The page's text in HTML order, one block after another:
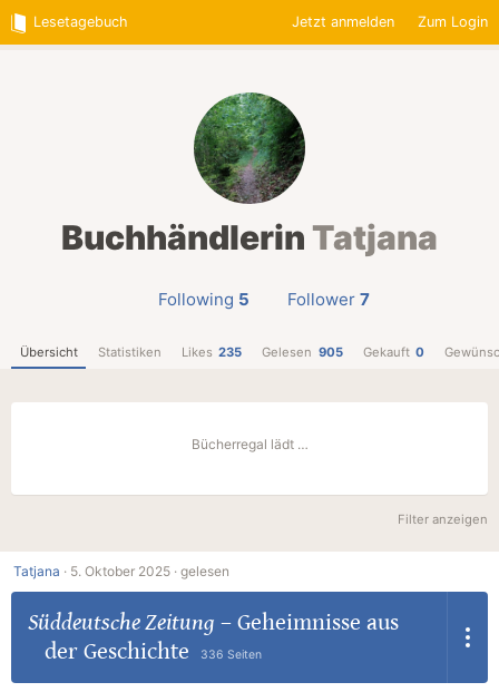
Lesetagebuch Jetzt anmelden Zum Login
Buchhändlerin Tatjana
Following 5 Follower 7
Übersicht Statistiken Likes 235 Gelesen 905 Gekauft 0
Bücherregal lädt …
Filter anzeigen
Tatjana · 5. Oktober 2025 · gelesen
Süddeutsche Zeitung – Geheimnisse aus
der Geschichte
336 Seiten